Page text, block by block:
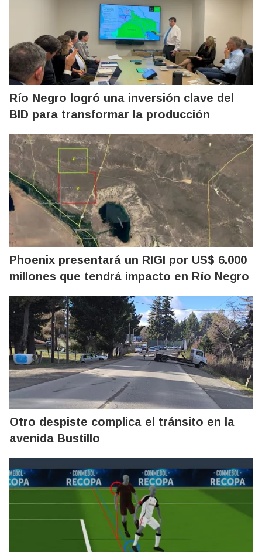
Río Negro logró una inversión clave del
BID para transformar la producción
Phoenix presentará un RIGI por US$ 6.000
millones que tendrá impacto en Río Negro
Otro despiste complica el tránsito en la
avenida Bustillo